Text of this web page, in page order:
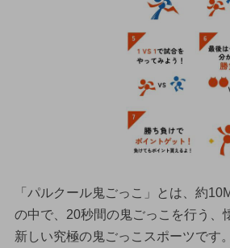
「パルクール鬼ごっこ」とは、約
の中で、20秒間の鬼ごっこを行う、
新しい究極の鬼ごっこスポーツです